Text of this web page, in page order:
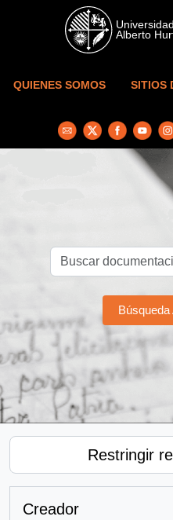
Skip to main content
QUIENES SOMOS SITIOS
Restringir
Creador